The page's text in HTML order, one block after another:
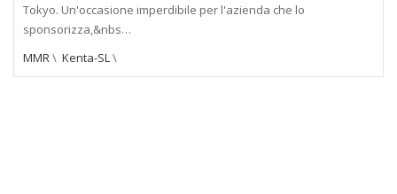
Tokyo. Un'occasione imperdibile per l'azienda che lo
sponsorizza,&nbs…
MMR \ Kenta-SL \